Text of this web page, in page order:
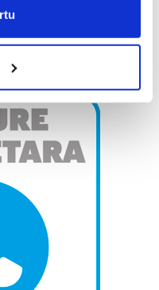
geographical
scanning it for
data is processed
section
besteak beste,
iragarki eta eduki
eta edukia
biltzeko eta
nork eta zertarako